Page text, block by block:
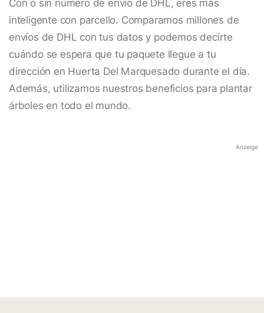
Con o sin número de envío de DHL, eres más
inteligente con parcello. Comparamos millones de
envíos de DHL con tus datos y podemos decirte
cuándo se espera que tu paquete llegue a tu
dirección en Huerta Del Marquesado durante el día.
Además, utilizamos nuestros beneficios para plantar
árboles en todo el mundo.
Anzeige